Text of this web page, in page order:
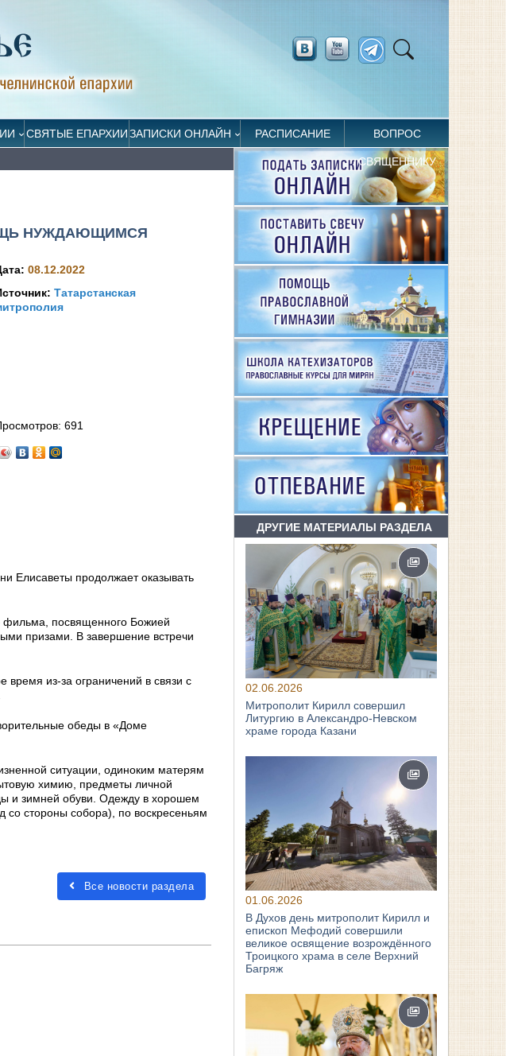
СВЯТЫЕ ЕПАРХИИЗАПИСКИ ОНЛАЙН РАСПИСАНИЕ ВОПРОС
СВЯЩЕННИКУ
НУЖДАЮЩИМСЯ
08.12.2022
Татарстанская
691
Елисаветы продолжает оказывать
фильма, посвященного Божией
призами. В завершение встречи
время из-за ограничений в связи с
обеды в «Доме
ситуации, одиноким матерям
химию, предметы личной
и зимней обуви. Одежду в хорошем
со стороны собора), по воскресеньям
Все новости раздела
ДРУГИЕ МАТЕРИАЛЫ РАЗДЕЛА
02.06.2026
Митрополит Кирилл совершил
Литургию в Александро-Невском
храме города Казани
01.06.2026
В Духов день митрополит Кирилл и
епископ Мефодий совершили
великое освящение возрождённого
Троицкого храма в селе Верхний
Багряж